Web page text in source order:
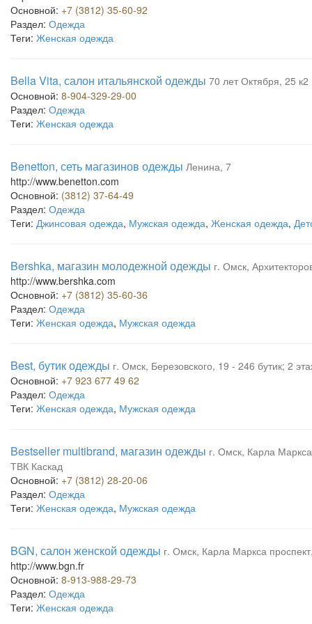
Основной: +7 (3812) 35-60-92
Раздел: Одежда
Теги: Женская одежда
Bella Vita, салон итальянской одежды 70 лет Октября, 25 к2
Основной: 8-904-329-29-00
Раздел: Одежда
Теги: Женская одежда
Benetton, сеть магазинов одежды Ленина, 7
http://www.benetton.com
Основной: (3812) 37-64-49
Раздел: Одежда
Теги: Джинсовая одежда, Мужская одежда, Женская одежда,
Bershka, магазин молодежной одежды г. Омск,
http://www.bershka.com
Основной: +7 (3812) 35-60-36
Раздел: Одежда
Теги: Женская одежда, Мужская одежда
Best, бутик одежды г. Омск, Березовского, 19 - 246 бутик; 2
Основной: +7 923 677 49 62
Раздел: Одежда
Теги: Женская одежда, Мужская одежда
Bestseller multibrand, магазин одежды г. Омск, Карла
ТВК Каскад
Основной: +7 (3812) 28-20-06
Раздел: Одежда
Теги: Женская одежда, Мужская одежда
BGN, салон женской одежды г. Омск, Карла Маркса
http://www.bgn.fr
Основной: 8-913-988-29-73
Раздел: Одежда
Теги: Женская одежда